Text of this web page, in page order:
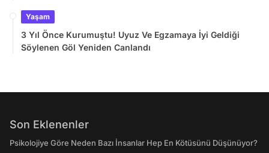
Yaşam
3 Yıl Önce Kurumuştu! Uyuz Ve Egzamaya İyi Geldiği
Söylenen Göl Yeniden Canlandı
Son Eklenenler
Psikolojiye Göre Neden Bazı İnsanlar Hep En Kötüsünü Düşünüyor?